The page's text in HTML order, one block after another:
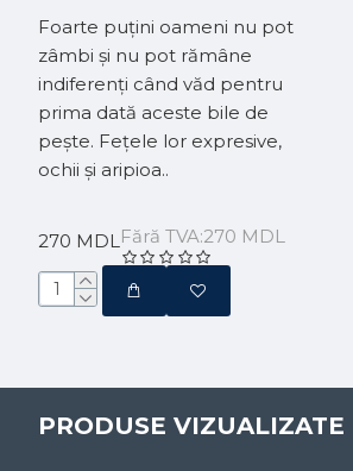
Foarte puțini oameni nu pot
zâmbi și nu pot rămâne
indiferenți când văd pentru
prima dată aceste bile de
pește. Fețele lor expresive,
ochii și aripioa..
270 MDLFără TVA:270 MDL
PRODUSE VIZUALIZATE